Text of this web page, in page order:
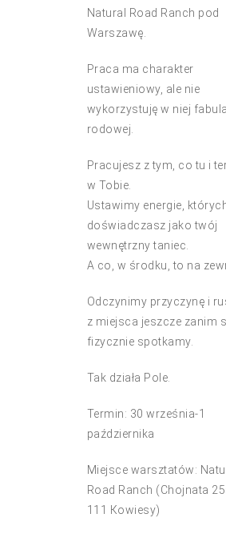
Natural Road Ranch pod
Warszawę.
Praca ma charakter
ustawieniowy, ale nie
wykorzystuję w niej
rodowej.
Pracujesz z tym, co tu i
w Tobie.
Ustawimy energie,
doświadczasz jako twój
wewnętrzny taniec.
A co, w środku, to na
Odczynimy przyczynę i
z miejsca jeszcze zanim
fizycznie spotkamy.
Tak działa Pole.
Termin: 30 września-1
października
Miejsce warsztatów:
Road Ranch (Chojnata
111 Kowiesy)